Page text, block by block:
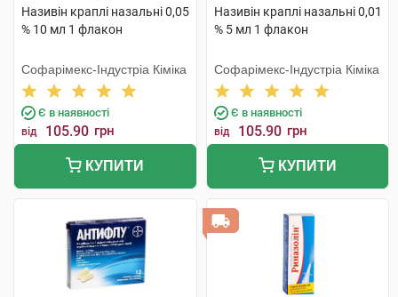
Називін краплі назальні 0,05
% 10 мл 1 флакон
Софарімекс-Індустріа Кіміка
Є в наявності
від 105.90 грн
КУПИТИ
Називін краплі назальні 0,01
% 5 мл 1 флакон
Софарімекс-Індустріа Кіміка
Є в наявності
від 105.90 грн
КУПИТИ